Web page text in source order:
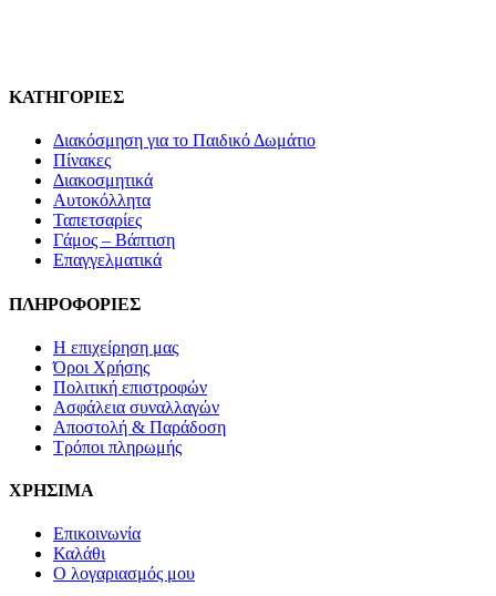
ΚΑΤΗΓΟΡΙΕΣ
Διακόσμηση για το Παιδικό Δωμάτιο
Πίνακες
Διακοσμητικά
Αυτοκόλλητα
Ταπετσαρίες
Γάμος – Βάπτιση
Επαγγελματικά
ΠΛΗΡΟΦΟΡΙΕΣ
Η επιχείρηση μας
Όροι Χρήσης
Πολιτική επιστροφών
Ασφάλεια συναλλαγών
Αποστολή & Παράδοση
Τρόποι πληρωμής
ΧΡΗΣΙΜΑ
Επικοινωνία
Καλάθι
Ο λογαριασμός μου